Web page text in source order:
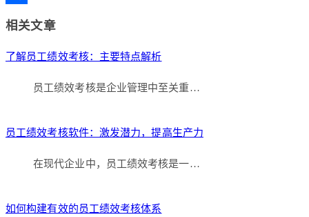
相关文章
了解员工绩效考核：主要特点解析
员工绩效考核是企业管理中至关重…
员工绩效考核软件：激发潜力，提高生产力
在现代企业中，员工绩效考核是一…
如何构建有效的员工绩效考核体系